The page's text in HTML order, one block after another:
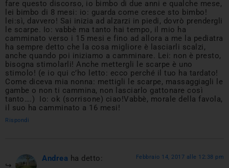
fare questo discorso, io bimbo di due anni e qualche mese,
lei bimbo di 8 mesi: io: guarda come cresce sto bimbo!
lei:sì, davvero! Sai inizia ad alzarzi in piedi, dovrò prendergli
le scarpe. Io: vabbè ma tanto hai tempo, il mio ha
camminato verso i 15 mesi e fino ad allora a me la pediatra
ha sempre detto che la cosa migliore è lasciarli scalzi,
anche quando poi iniziamo a camminare. Lei: non è presto,
bisogna stimolarli! Anche mettergli le scarpe è uno
stimolo! (e io qui c’ho letto: ecco perché il tuo ha tardato!
Come diceva mia nonna: mettigli le scarpe, massaggiagli le
gambe o non ti cammina, non lasciarlo gattonare così
tanto….) Io: ok (sorrisone) ciao!Vabbè, morale della favola,
il suo ha camminato a 16 mesi!
Rispondi
Andrea ha detto: Febbraio 14, 2017 alle 12:38 pm